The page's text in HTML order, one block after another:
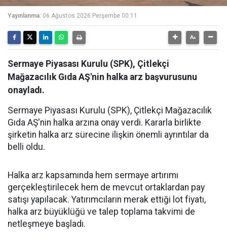
Yayınlanma: 06 Ağustos 2026 Perşembe 00:11
Sermaye Piyasası Kurulu (SPK), Çitlekçi
Mağazacılık Gıda AŞ'nin halka arz başvurusunu
onayladı.
Sermaye Piyasası Kurulu (SPK), Çitlekçi Mağazacılık
Gıda AŞ'nin halka arzına onay verdi. Kararla birlikte
şirketin halka arz sürecine ilişkin önemli ayrıntılar da
belli oldu.
Halka arz kapsamında hem sermaye artırımı
gerçekleştirilecek hem de mevcut ortaklardan pay
satışı yapılacak. Yatırımcıların merak ettiği lot fiyatı,
halka arz büyüklüğü ve talep toplama takvimi de
netleşmeye başladı.